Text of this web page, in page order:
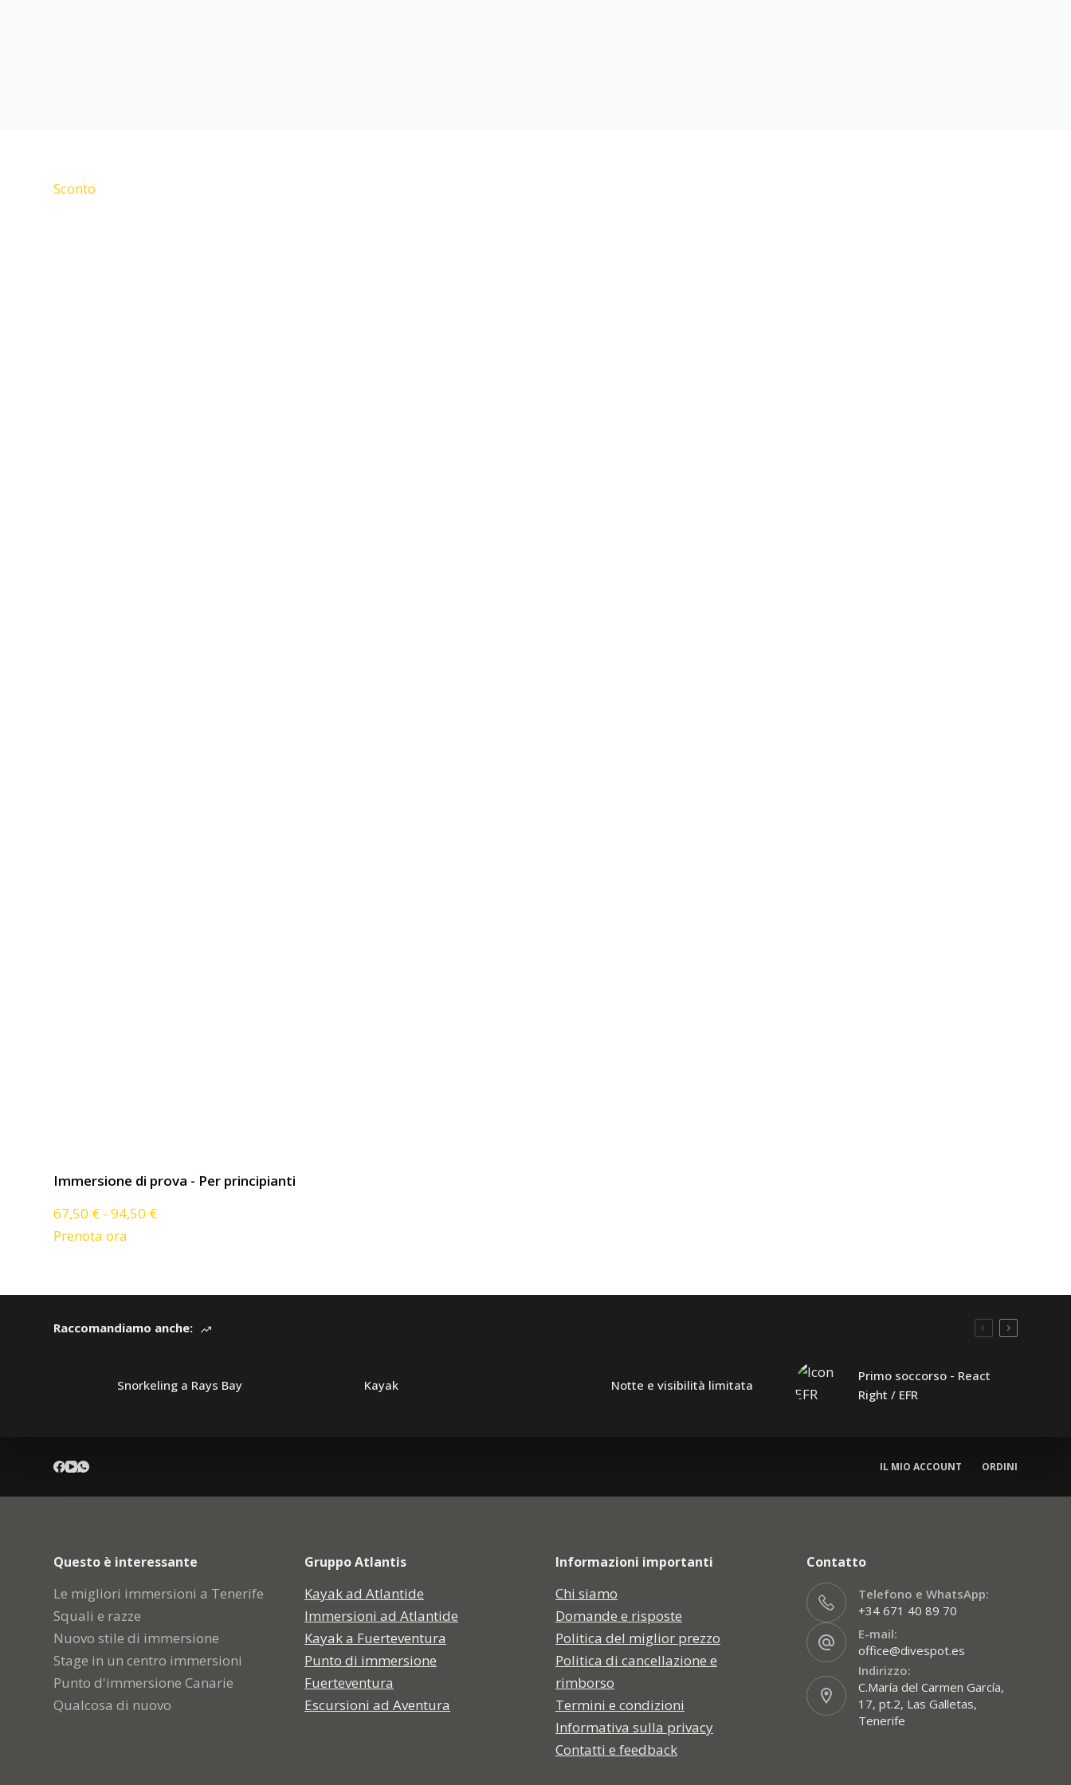
Sconto
Immersione di prova - Per principianti
67,50 € -94,50 €
Prenota ora
Raccomandiamo anche:
Snorkeling a Rays Bay Kayak Notte e visibilità limitata
Primo soccorso - React
Right / EFR
IL MIO ACCOUNT ORDINI
Questo è interessante
Le migliori immersioni a Tenerife
Squali e razze
Nuovo stile di immersione
Stage in un centro immersioni
Punto d'immersione Canarie
Qualcosa di nuovo
Gruppo Atlantis
Kayak ad Atlantide
Immersioni ad Atlantide
Kayak a Fuerteventura
Punto di immersione
Fuerteventura
Escursioni ad Aventura
Informazioni importanti
Chi siamo
Domande e risposte
Politica del miglior prezzo
Politica di cancellazione e
rimborso
Termini e condizioni
Informativa sulla privacy
Contatti e feedback
Contatto
Telefono e WhatsApp:
+34 671 40 89 70
E-mail:
office@divespot.es
Indirizzo:
C.María del Carmen García,
17, pt.2, Las Galletas,
Tenerife